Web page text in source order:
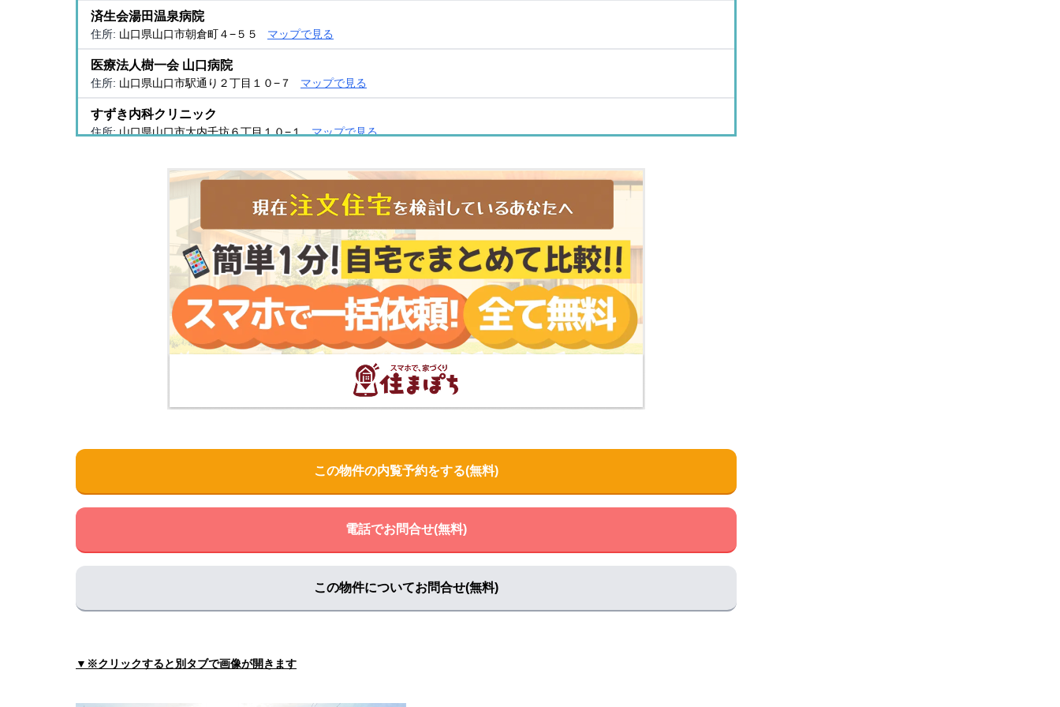
済生会湯田温泉病院
住所: 山口県山口市朝倉町４−５５ マップで見る
医療法人樹一会 山口病院
住所: 山口県山口市駅通り２丁目１０−７ マップで見る
すずき内科クリニック
住所:山口県山口市大内千坊６丁目１０−１ マップで見る
山口県山口市八幡馬場５３−１ マップで見る
山口県山口市三の宮１丁目２−３７ アセント３ C マップで見る
山口県山口市宮野下９３４−５ マップで見る
山口県山口市道場門前２丁目２−３１ マップで見る
中央クリニック
佐々木医院メディカルプラザ健診センター
マップで見る
おおどの診療所
まかたこどもアレルギークリニック
住所:山口県山口市駅通り２丁目１０−７
こうとく内科
この物件の内覧予約をする(無料)
電話でお問合せ(無料)
この物件についてお問合せ(無料)
▼※クリックすると別タブで画像が開きます